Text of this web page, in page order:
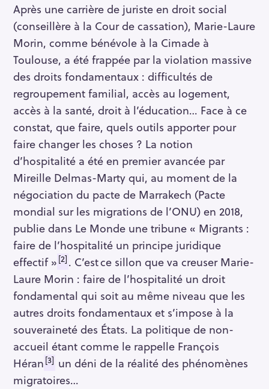
Après une carrière de juriste en droit social
(conseillère à la Cour de cassation), Marie-Laure
Morin, comme bénévole à la Cimade à
Toulouse, a été frappée par la violation massive
des droits fondamentaux : difficultés de
regroupement familial, accès au logement,
accès à la santé, droit à l’éducation… Face à ce
constat, que faire, quels outils apporter pour
faire changer les choses ? La notion
d’hospitalité a été en premier avancée par
Mireille Delmas-Marty qui, au moment de la
négociation du pacte de Marrakech (Pacte
mondial sur les migrations de l’ONU) en 2018,
publie dans Le Monde une tribune « Migrants :
faire de l’hospitalité un principe juridique
effectif » [2] . C’estce sillon que va creuser Marie-
Laure Morin : faire de l’hospitalité un droit
fondamental qui soit au même niveau que les
autres droits fondamentaux et s’impose à la
souveraineté des États. La politique de non-
accueil étant comme le rappelle François
Héran [3] un déni de la réalité des phénomènes
migratoires…